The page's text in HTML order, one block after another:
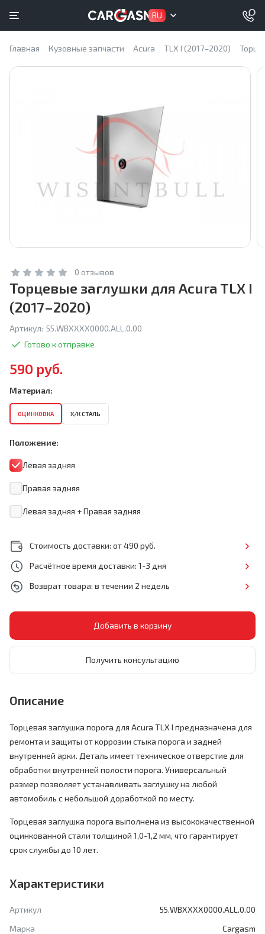
RU
Главная Кузовные запчасти Acura TLX I (2017–2020)
0 отзывов
Торцевые заглушки для Acura TLX I
(2017–2020)
Артикул: 55.WBXXXX0000.ALL.0.00
Готово к отправке
590 руб.
Материал:
ОЦИНКОВКА Х/К СТАЛЬ
Положение:
Левая задняя
Правая задняя
Левая задняя + Правая задняя
Стоимость доставки: от 490 руб.
Расчётное время доставки: 1-3 дня
Возврат товара: в течении 2 недель
Получить консультацию
Описание
Торцевая заглушка порога для Acura TLX I предназначена для
ремонта и защиты от коррозии стыка порога и задней
внутренней арки. Деталь имеет техническое отверстие для
обработки внутренней полости порога. Универсальный
размер позволяет устанавливать заглушку на любой
автомобиль с небольшой доработкой по месту.
Торцевая заглушка порога выполнена из высококачественной
оцинкованной стали толщиной 1,0-1,2 мм, что гарантирует
срок службы до 10 лет.
Характеристики
Артикул
55.WBXXXX0000.ALL.0.00
Марка
Cargasm